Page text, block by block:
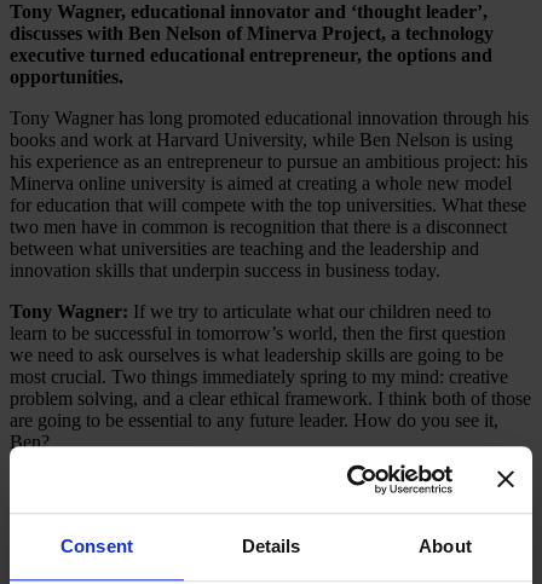
Consent Details About
Tony Wagner, educational innovator and ‘thought leader’,
discusses with Ben Nelson of Minerva Project, a technology
executive turned educational entrepreneur, the options and
opportunities.
Tony Wagner has long promoted educational innovation through his
books and work at Harvard University, while Ben Nelson is using
his experience as an entrepreneur to pursue an ambitious project: his
Minerva online university is aimed at creating a whole new model
for education that will compete with the top universities. What these
two men have in common is recognition that there is a disconnect
between what universities are teaching and the leadership and
innovation skills that underpin success in business today.
Tony Wagner: If we try to articulate what our children need to
learn to be successful in tomorrow’s world, then the first question
we need to ask ourselves is what leadership skills are going to be
most crucial. Two things immediately spring to my mind: creative
problem solving, and a clear ethical framework. I think both of those
are going to be essential to any future leader. How do you see it,
Ben?
One thing that’s going to become more and more
understanding of their field and they’ve all been able to connect that